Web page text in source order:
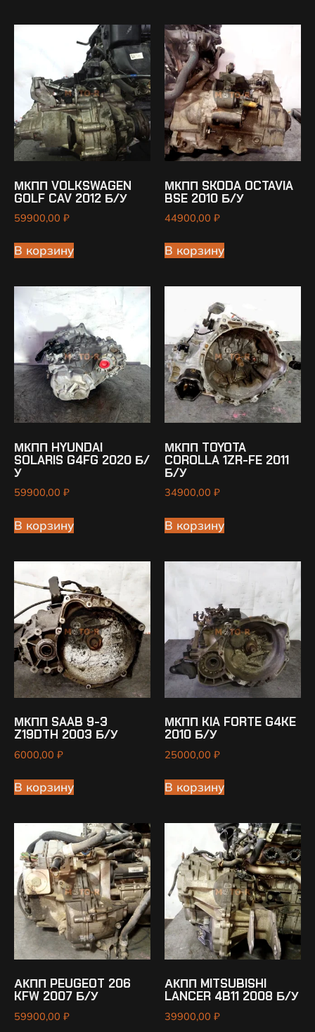
МКПП VOLKSWAGEN
GOLF CAV 2012 Б/У
59900,00 ₽
В корзину
МКПП SKODA OCTAVIA
BSE 2010 Б/У
44900,00 ₽
В корзину
МКПП HYUNDAI
SOLARIS G4FG 2020 Б/
У
59900,00 ₽
В корзину
МКПП TOYOTA
COROLLA 1ZR-FE 2011
Б/У
34900,00 ₽
В корзину
МКПП SAAB 9-3
Z19DTH 2003 Б/У
6000,00 ₽
В корзину
МКПП KIA FORTE G4KE
2010 Б/У
25000,00 ₽
В корзину
АКПП PEUGEOT 206
KFW 2007 Б/У
59900,00 ₽
АКПП MITSUBISHI
LANCER 4B11 2008 Б/У
39900,00 ₽